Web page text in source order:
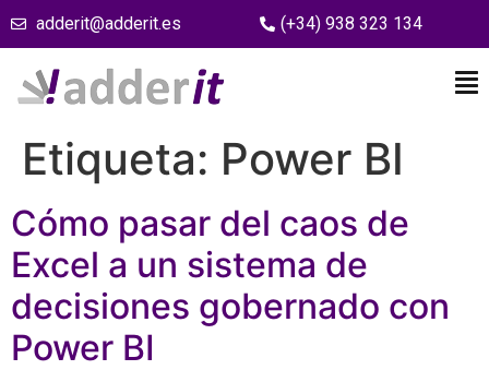
adderit@adderit.es (+34) 938 323 134
Etiqueta: Power BI
Cómo pasar del caos de
Excel a un sistema de
decisiones gobernado con
Power BI